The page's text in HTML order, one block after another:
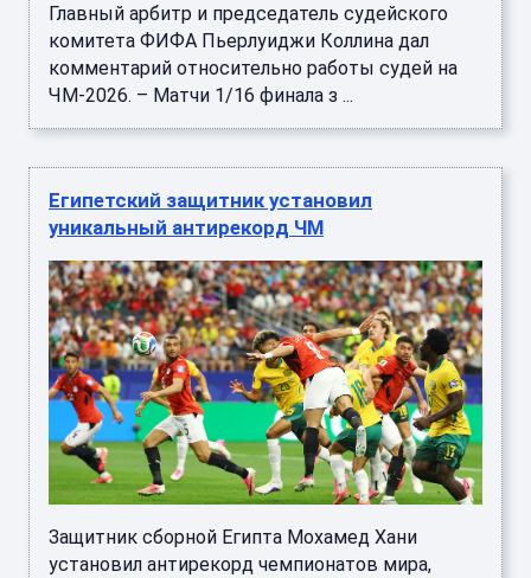
Главный арбитр и председатель судейского
комитета ФИФА Пьерлуиджи Коллина дал
комментарий относительно работы судей на
ЧМ-2026. – Матчи 1/16 финала з ...
Египетский защитник установил
уникальный антирекорд ЧМ
Защитник сборной Египта Мохамед Хани
установил антирекорд чемпионатов мира,